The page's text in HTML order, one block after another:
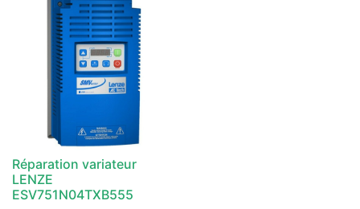
Réparation variateur
LENZE
ESV751N04TXB555